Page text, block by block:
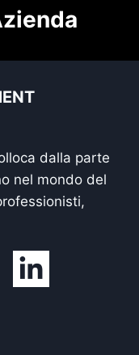
dalla parte
nel mondo del